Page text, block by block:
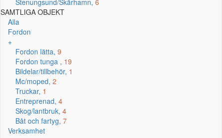
Stenungsund/Skärhamn, 6
SAMTLIGA OBJEKT
Alla
Fordon
+
Fordon lätta, 9
Fordon tunga , 19
Bildelar/tillbehör, 1
Mc/moped, 2
Truckar, 1
Entreprenad, 4
Skog/lantbruk, 4
Båt och fartyg, 7
Verksamhet